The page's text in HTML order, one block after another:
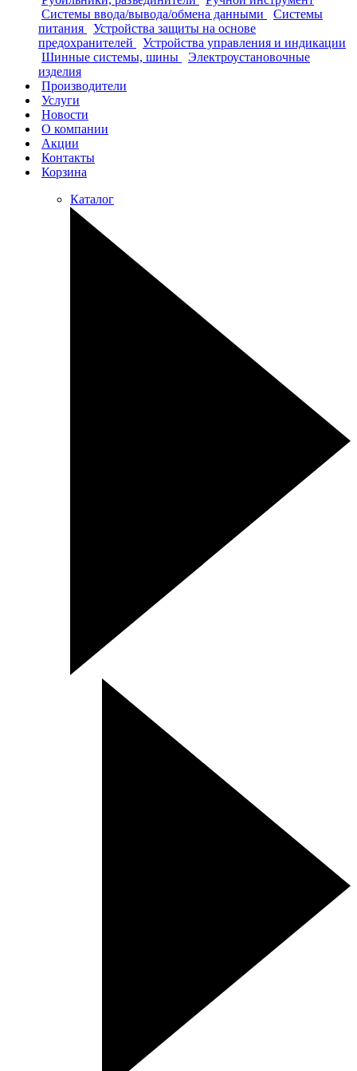
Системы ввода/вывода/обмена данными
Системы
питания
Устройства защиты на основе
предохранителей
Устройства управления и индикации
Шинные системы, шины
Электроустановочные
изделия
Производители
Услуги
Новости
О компании
Акции
Контакты
Корзина
Каталог